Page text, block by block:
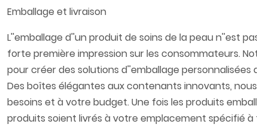
Emballage et livraison​
L''emballage d''un produit de soins de la peau n''est
forte première impression sur les consommateurs.
pour créer des solutions d''emballage
Des boîtes élégantes aux contenants innovants,
besoins et à votre budget. Une fois les produits
produits soient livrés à votre emplacement spécifié